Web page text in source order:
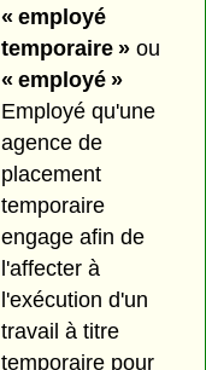
« employé
temporaire »ou
« employé »
Employé qu'une
agence de
placement
temporaire
engage afin de
l'affecter à
l'exécution d'un
travail à titre
temporaire pour